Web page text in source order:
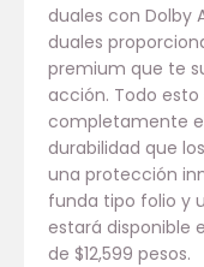
duales con Dolby
duales
premium que te
acción. Todo
completamente
durabilidad que
una protección
funda tipo folio y
estará disponible
de $12,599 pesos.